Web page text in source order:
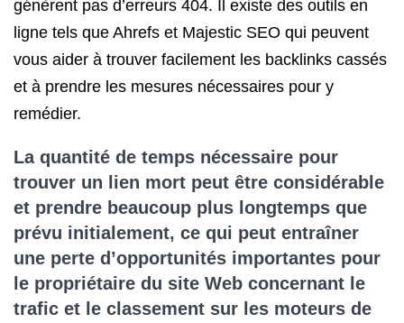
génèrent pas d’erreurs 404. Il existe des outils en
ligne tels que Ahrefs et Majestic SEO qui peuvent
vous aider à trouver facilement les backlinks cassés
et à prendre les mesures nécessaires pour y
remédier.
La quantité de temps nécessaire pour
trouver un lien mort peut être considérable
et prendre beaucoup plus longtemps que
prévu initialement, ce qui peut entraîner
une perte d’opportunités importantes pour
le propriétaire du site Web concernant le
trafic et le classement sur les moteurs de